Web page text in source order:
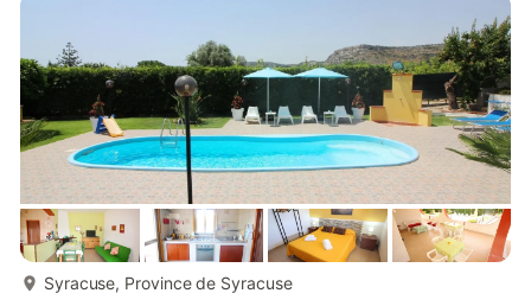
Syracuse, Province de Syracuse